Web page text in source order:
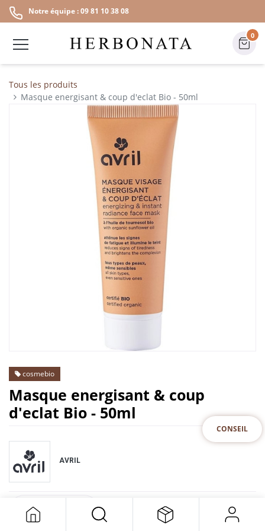
Notre équipe : 09 81 10 38 08
0
CONSEIL
Tous les produits
Masque energisant & coup d'eclat Bio - 50ml
cosmebio
Masque energisant & coup
d'eclat Bio - 50ml
AVRIL
DESCRIPTION